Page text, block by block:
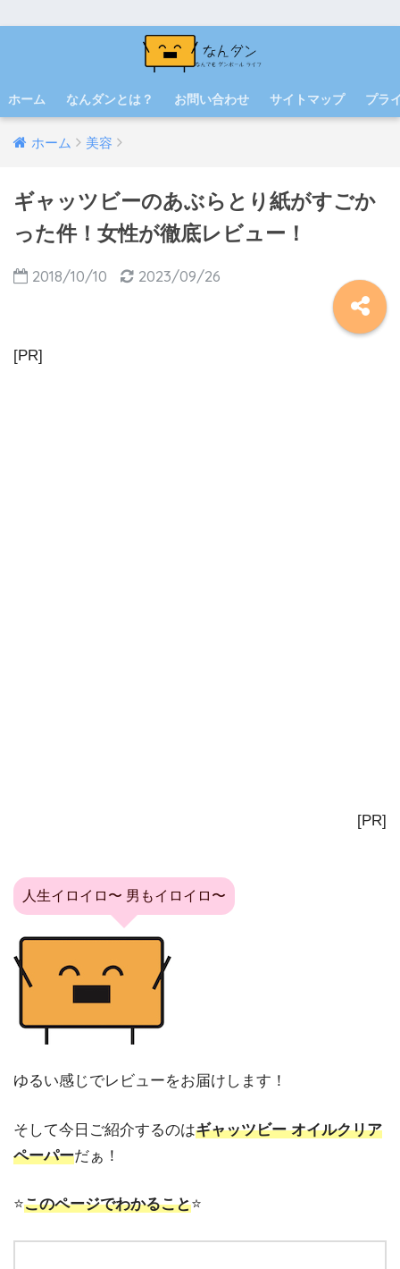
ホーム なんダンとは？ お問い合わせ サイトマップ プラ
ホーム 美容
ギャッツビーのあぶらとり紙がすごか
った件！女性が徹底レビュー！
2018/10/10 2023/09/26
[PR]
[PR]
人生イロイロ〜 男もイロイロ〜
ゆるい感じでレビューをお届けします！
そして今日ご紹介するのはギャッツビー オイルクリア
ペーパーだぁ！
⭐️このページでわかること⭐️